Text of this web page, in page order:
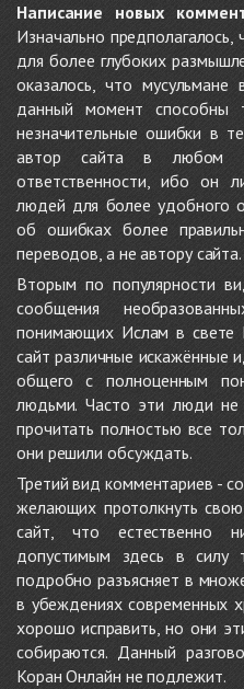
Написание новых
Изначально
для более глубоких
оказалось, что мусульмане
данный момент способны
незначительные ошибки в
автор сайта в любом
ответственности, ибо он
людей для более удобного
об ошибках более
переводов, а не автору сайта.
Вторым по популярности
сообщения
понимающих Ислам в свете
сайт различные искажённые
общего с полноценным
людьми. Часто эти люди не
прочитать полностью все
они решили обсуждать.
Третий вид комментариев -
желающих протолкнуть
сайт, что естественно
допустимым здесь в силу
подробно разъясняет в
в убеждениях современных
хорошо исправить, но они
собираются. Данный
Коран Онлайн не подлежит.